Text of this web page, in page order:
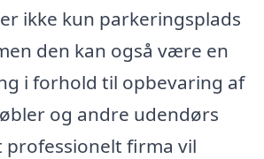
ikke kun parkeringsplads
den kan også være en
i forhold til opbevaring af
og andre udendørs
professionelt firma vil